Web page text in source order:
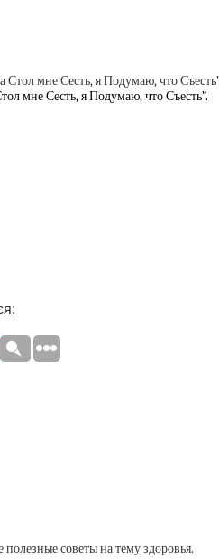
мне Сесть, я Подумаю, что Съесть”.
советы на тему здоровья.